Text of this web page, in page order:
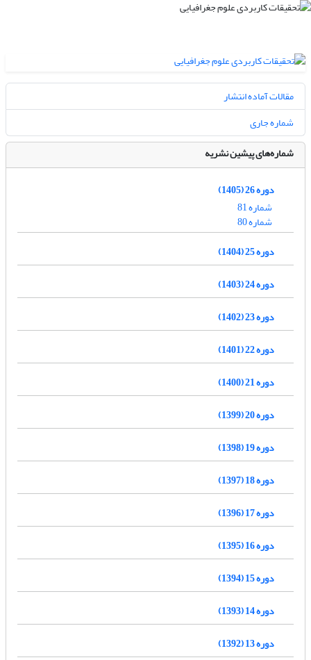
مقالات آماده انتشار
شماره جاری
شماره‌های پیشین نشریه
دوره 26 (1405)
شماره 81
شماره 80
دوره 25 (1404)
دوره 24 (1403)
دوره 23 (1402)
دوره 22 (1401)
دوره 21 (1400)
دوره 20 (1399)
دوره 19 (1398)
دوره 18 (1397)
دوره 17 (1396)
دوره 16 (1395)
دوره 15 (1394)
دوره 14 (1393)
دوره 13 (1392)